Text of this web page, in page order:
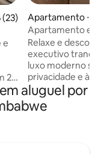
uma avaliação média
(23)
e
2
Apartamento ⋅
Apartamento
Sala de estar de
Relaxe e
executivo
luxo moderno se
privacidade e à
cuidadosamente
acabamentos
ambiente e um
aluguel por